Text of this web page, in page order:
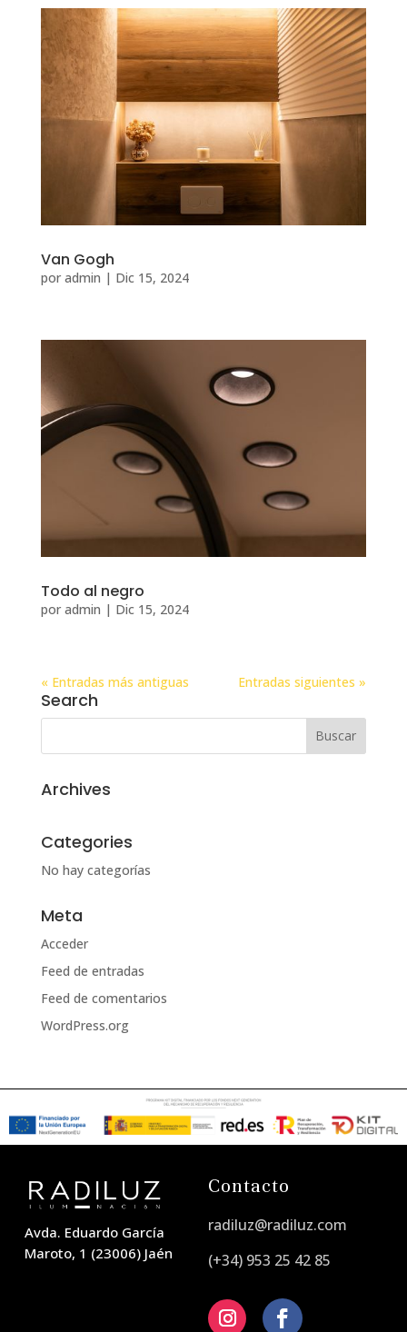
Van Gogh
por admin | Dic 15, 2024
Todo al negro
por admin | Dic 15, 2024
« Entradas más antiguas Entradas siguientes »
Search
Archives
Categories
No hay categorías
Meta
Acceder
Feed de entradas
Feed de comentarios
WordPress.org
Avda. Eduardo García
Maroto, 1 (23006) Jaén
Contacto
radiluz@radiluz.com
(+34) 953 25 42 85